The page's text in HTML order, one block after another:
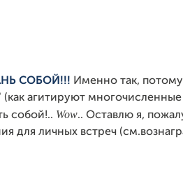
СОБОЙ!!! Именно так,
(как агитируют
собой!.. Wow.. Оставлю я,
для личных встреч